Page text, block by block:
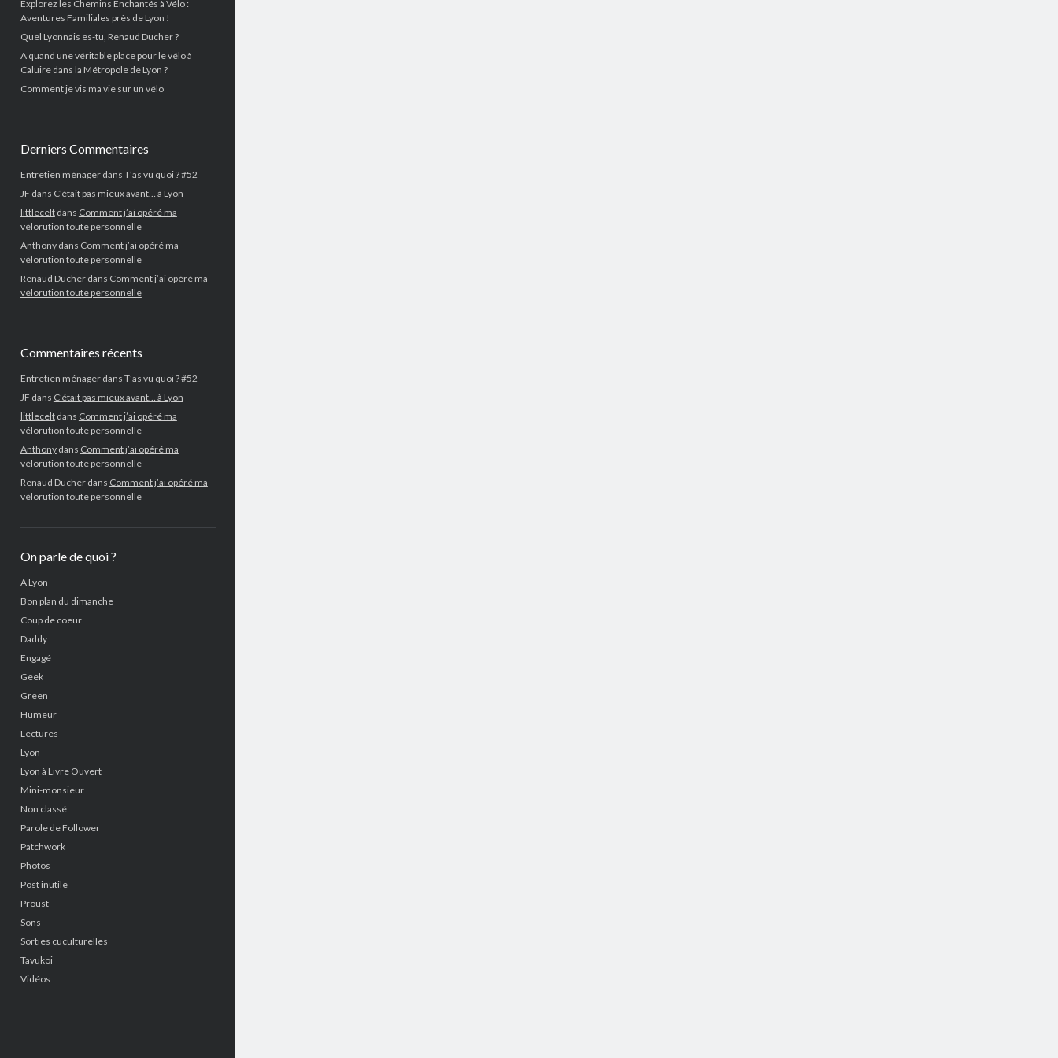
Explorez les Chemins Enchantés à Vélo :
Aventures Familiales près de Lyon !
Quel Lyonnais es-tu, Renaud Ducher ?
A quand une véritable place pour le vélo à
Caluire dans la Métropole de Lyon ?
Comment je vis ma vie sur un vélo
Derniers Commentaires
Entretien ménagerdans T’as vu quoi ? #52
JF dans C’était pas mieux avant… à Lyon
littleceltdans Comment j’ai opéré ma
vélorution toute personnelle
Anthonydans Comment j’ai opéré ma
vélorution toute personnelle
Renaud Ducherdans Comment j’ai opéré ma
vélorution toute personnelle
Commentaires récents
Entretien ménagerdans T’as vu quoi ? #52
JF dans C’était pas mieux avant… à Lyon
littleceltdans Comment j’ai opéré ma
vélorution toute personnelle
Anthonydans Comment j’ai opéré ma
vélorution toute personnelle
Renaud Ducherdans Comment j’ai opéré ma
vélorution toute personnelle
On parle de quoi ?
A Lyon
Bon plan du dimanche
Coup de coeur
Daddy
Engagé
Geek
Green
Humeur
Lectures
Lyon
Lyon à Livre Ouvert
Mini-monsieur
Non classé
Parole de Follower
Patchwork
Photos
Post inutile
Proust
Sons
Sorties cuculturelles
Tavukoi
Vidéos